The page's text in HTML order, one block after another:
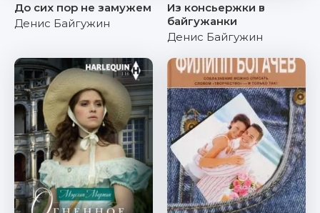
До сих пор не замужем
Денис Байгужин
Из консьержки в
байгужанки
Денис Байгужин